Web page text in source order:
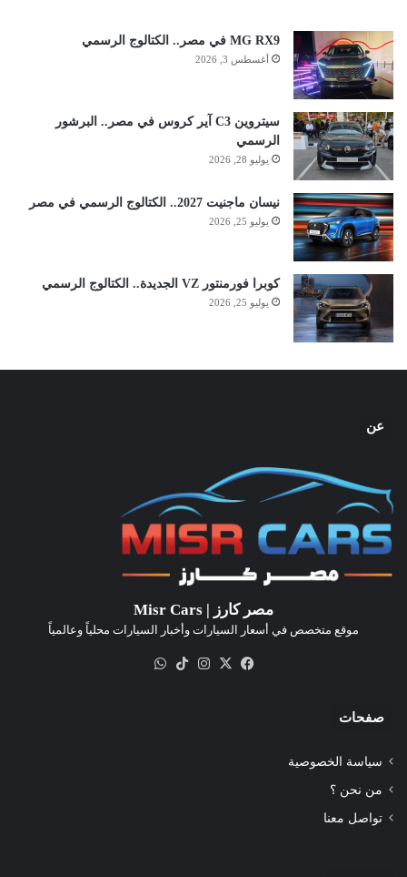
MG RX9 في مصر.. الكتالوج الرسمي
أغسطس 3, 2026
سيتروين C3 آير كروس في مصر.. البرشور
الرسمي
يوليو 28, 2026
نيسان ماجنيت 2027.. الكتالوج الرسمي في مصر
يوليو 25, 2026
كوبرا فورمنتور VZ الجديدة.. الكتالوج الرسمي
يوليو 25, 2026
عن
مصر كارز | Misr Cars
موقع متخصص في أسعار السيارات وأخبار السيارات محلياً وعالمياً
فيسبوك
‫X انستقرام‫TikTok
صفحات
سياسة الخصوصية
من نحن ؟
تواصل معنا